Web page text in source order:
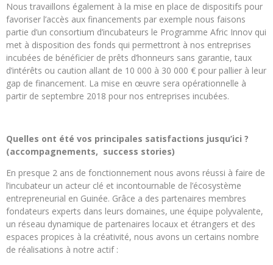
Nous travaillons également à la mise en place de dispositifs pour
favoriser l’accès aux financements par exemple nous faisons
partie d’un consortium d’incubateurs le Programme Afric Innov qui
met à disposition des fonds qui permettront à nos entreprises
incubées de bénéficier de prêts d’honneurs sans garantie, taux
d’intérêts ou caution allant de 10 000 à 30 000 € pour pallier à leur
gap de financement. La mise en œuvre sera opérationnelle à
partir de septembre 2018 pour nos entreprises incubées.
Quelles ont été vos principales satisfactions jusqu’ici ?
(accompagnements, success stories)
En presque 2 ans de fonctionnement nous avons réussi à faire de
l’incubateur un acteur clé et incontournable de l’écosystème
entrepreneurial en Guinée. Grâce a des partenaires membres
fondateurs experts dans leurs domaines, une équipe polyvalente,
un réseau dynamique de partenaires locaux et étrangers et des
espaces propices à la créativité, nous avons un certains nombre
de réalisations à notre actif :